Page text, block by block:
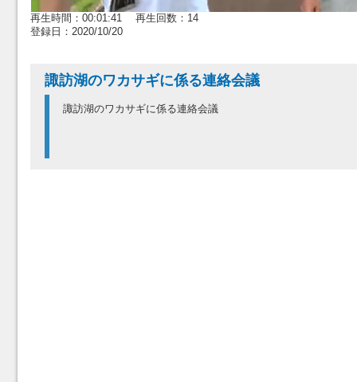
再生時間：00:01:41 再生回数：14
登録日：2020/10/20
諏訪湖のワカサギに係る連絡会議
諏訪湖のワカサギに係る連絡会議